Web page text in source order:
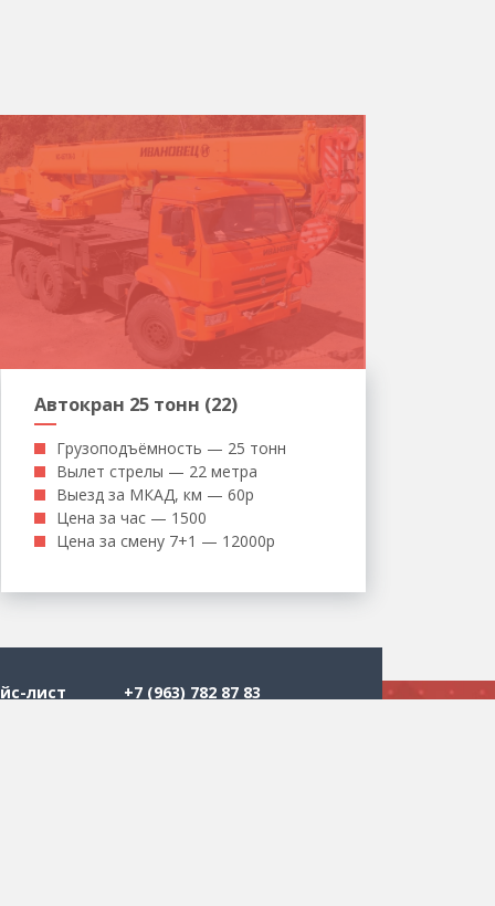
Автокран 25 тонн (22)
Грузоподъёмность — 25 тонн
Вылет стрелы — 22 метра
Выезд за МКАД, км — 60р
Цена за час — 1500
Цена за смену 7+1 — 12000р
лист
+7 (963) 782 87 83